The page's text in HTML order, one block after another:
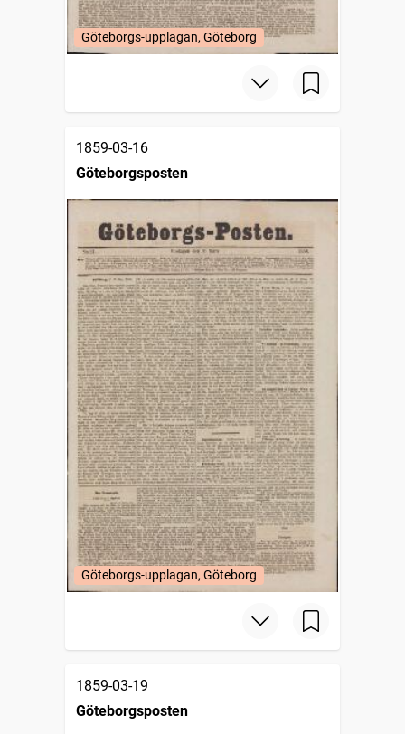
Göteborgs-upplagan, Göteborg
1859-03-16
Göteborgsposten
Göteborgs-upplagan, Göteborg
1859-03-19
Göteborgsposten